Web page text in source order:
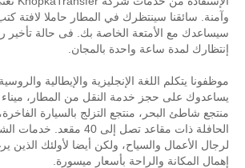
وآمنة. سائقنا سينتظرك في المطار حاملا لافتة
سيساعدك مع الأمتعة الخاصة بك. فى حالة
إنتظارك لمدة ساعة واحدة بالمجان.
موظفونا يتكلم اللغة الإنجليزية والإيطالية
يساعدوك على حجز خدمة النقل من المطار، ميناء
منتجع شاطئ البحر، منتجع التزلج بالسيارة
الحافلة ذات مقاعد تصل إلى
لرجال الأعمال والسياح، ولكن أيضا لأولئك
إهمال المكانة والراحة بأسعار ميسورة.